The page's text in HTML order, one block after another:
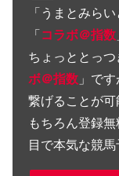
「うまとみらい
「コラボ＠指数
ちょっととっ
ボ＠指数 」で
繋げることが可
もちろん登録
目で本気な競馬